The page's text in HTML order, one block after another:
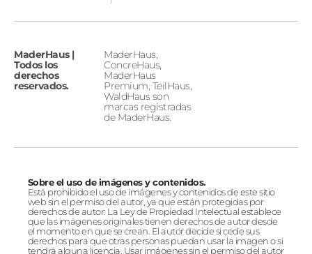
MaderHaus |
Todos los
derechos
reservados.
MaderHaus,
ConcreHaus,
MaderHaus
Premium, TeilHaus,
WaldHaus son
marcas registradas
de MaderHaus.
Sobre el uso de imágenes y contenidos.
Está prohibido el uso de imágenes y contenidos de este sitio
web sin el permiso del autor, ya que están protegidas por
derechos de autor: La Ley de Propiedad Intelectual establece
que las imágenes originales tienen derechos de autor desde
el momento en que se crean. El autor decide si cede sus
derechos para que otras personas puedan usar la imagen o si
tendrá alguna licencia. Usar imágenes sin el permiso del autor